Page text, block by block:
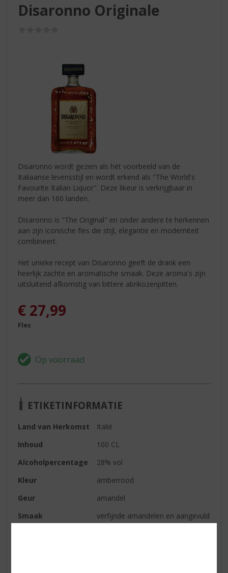
Disaronno Originale
Disaronno wordt gezien als hét voorbeeld van de
Italiaanse levensstijl en wordt erkend als "The World's
Favourite Italian Liquor". Deze likeur is verkrijgbaar in
meer dan 160 landen.
Disaronno is "The Original" en onder andere te herkennen
aan zijn iconische fles die stijl, elegantie en moderniteit
combineert.
Het unieke recept van Disaronno geeft de drank een
heerlijk zachte en aromatische smaak. Deze aroma's zijn
uitsluitend afkomstig van bittere abrikozenpitten.
€ 27,99
Fles
ETIKETINFORMATIE
Land van Herkomst
Italië
Inhoud
100 CL
Alcoholpercentage
28% vol
Kleur
amberrood
Geur
amandel
Smaak
verfijnde amandelen en aangevuld
wordt door subtiele hints, zoals